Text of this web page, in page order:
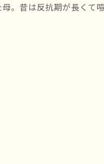
。昔は反抗期が長くて